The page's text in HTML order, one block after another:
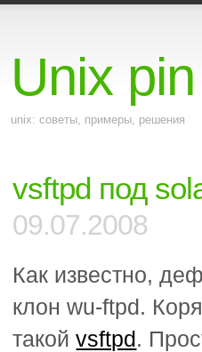
Unix pin
unix: советы, примеры, решения
vsftpd под
09.07.2008
Как известно,
клон wu-ftpd.
такойvsftpd.